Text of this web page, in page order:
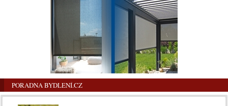
PORADNA BYDLENÍ.CZ